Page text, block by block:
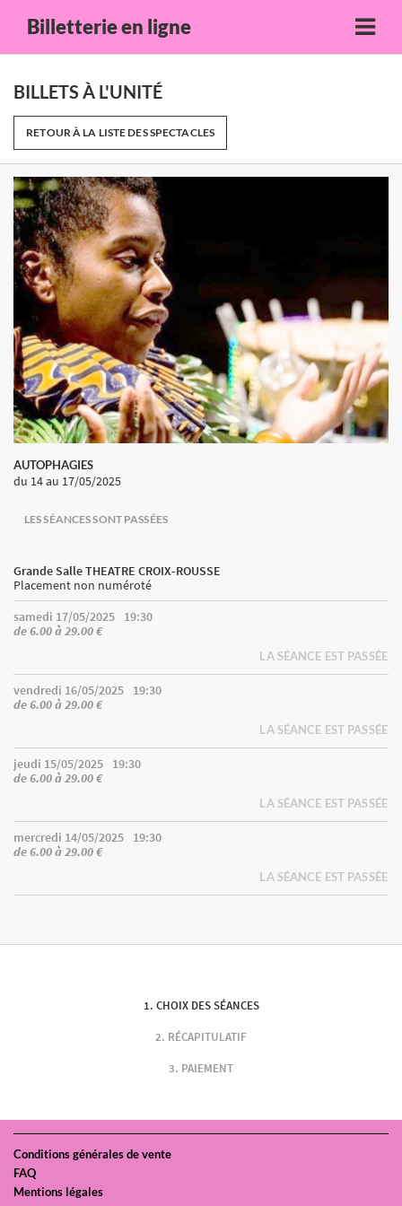
Billetterie en ligne
BILLETS À L'UNITÉ
RETOUR À LA LISTE DES SPECTACLES
AUTOPHAGIES
du 14au 17/05/2025
LES SÉANCES SONT PASSÉES
Grande Salle THEATRE CROIX-ROUSSE
Placement non numéroté
samedi 17/05/2025
19:30
de 6.00 à 29.00 €
LA SÉANCE EST PASSÉE
vendredi 16/05/2025
19:30
de 6.00 à 29.00 €
LA SÉANCE EST PASSÉE
jeudi 15/05/2025
19:30
de 6.00 à 29.00 €
LA SÉANCE EST PASSÉE
mercredi 14/05/2025
19:30
de 6.00 à 29.00 €
LA SÉANCE EST PASSÉE
CHOIX DES SÉANCES
RÉCAPITULATIF
PAIEMENT
Conditions générales de vente
FAQ
Mentions légales